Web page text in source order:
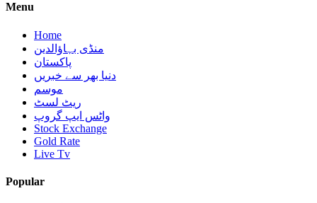
Menu
Home
منڈی بہاؤالدین
پاکستان
دنیا بھر سے خبریں
موسم
ریٹ لسٹ
واٹس ایپ گروپ
Stock Exchange
Gold Rate
Live Tv
Popular